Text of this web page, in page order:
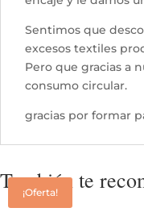
Sentimos que
excesos textiles
Pero que gracias a
consumo circular.
gracias por formar
También te
¡Oferta!